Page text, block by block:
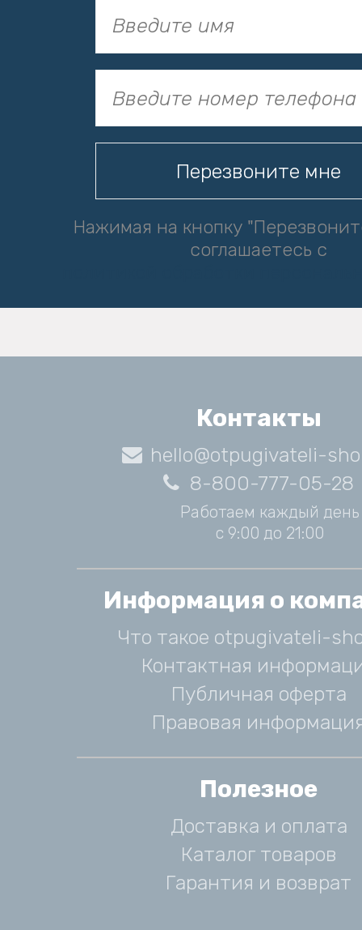
Нажимая на кнопку
соглашаетесь с
Контакты
hello@otpugivateli-
8-800-777-05-28
Работаем каждый день
с 9:00 до 21:00
Информация о
Что такое otpugivateli-
Контактная
Публичная оферта
Правовая
Полезное
Доставка и оплата
Каталог товаров
Гарантия и возврат